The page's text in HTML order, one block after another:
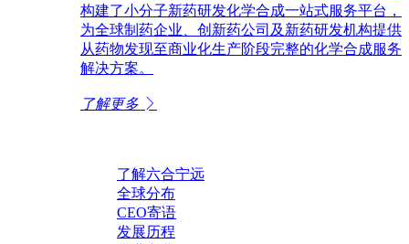
构建了小分子新药研发化学合成一站式服务平台，
为全球制药企业、创新药公司及新药研发机构提供
从药物发现至商业化生产阶段完整的化学合成服务
解决方案。
了解更多
了解六合宁远
全球分布
CEO寄语
发展历程